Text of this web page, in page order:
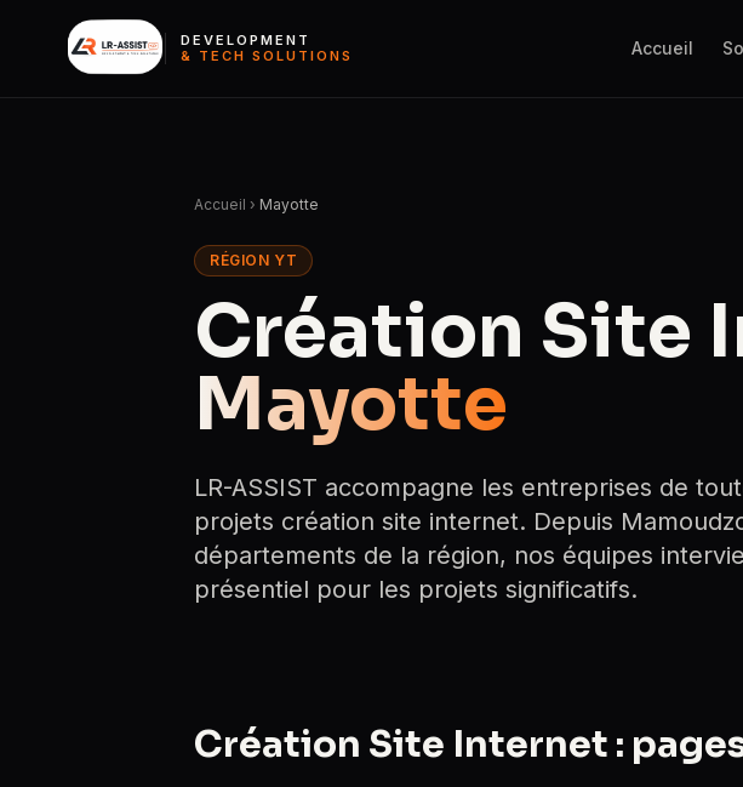
DEVELOPMENT
& TECH SOLUTIONS
Accueil
Accueil › Mayotte
RÉGION YT
Création Site
Mayotte
LR-ASSIST accompagne les entreprises de
projets création site internet. Depuis
départements de la région, nos équipes
présentiel pour les projets significatifs.
Création Site Internet :